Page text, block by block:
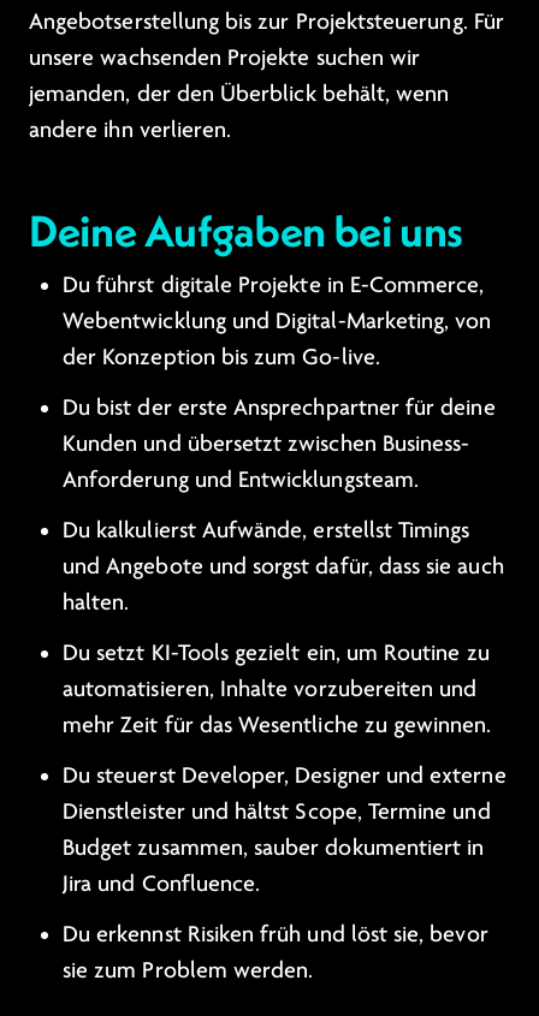
Angebotserstellung bis zur Projektsteuerung. Für
unsere wachsenden Projekte suchen wir
jemanden, der den Überblick behält, wenn
andere ihn verlieren.
Deine Aufgaben bei uns
Du führst digitale Projekte in E-Commerce,
Webentwicklung und Digital-Marketing, von
der Konzeption bis zum Go-live.
Du bist der erste Ansprechpartner für deine
Kunden und übersetzt zwischen Business-
Anforderung und Entwicklungsteam.
Du kalkulierst Aufwände, erstellst Timings
und Angebote und sorgst dafür, dass sie auch
halten.
Du setzt KI-Tools gezielt ein, um Routine zu
automatisieren, Inhalte vorzubereiten und
mehr Zeit für das Wesentliche zu gewinnen.
Du steuerst Developer, Designer und externe
Dienstleister und hältst Scope, Termine und
Budget zusammen, sauber dokumentiert in
Jira und Confluence.
Du erkennst Risiken früh und löst sie, bevor
sie zum Problem werden.